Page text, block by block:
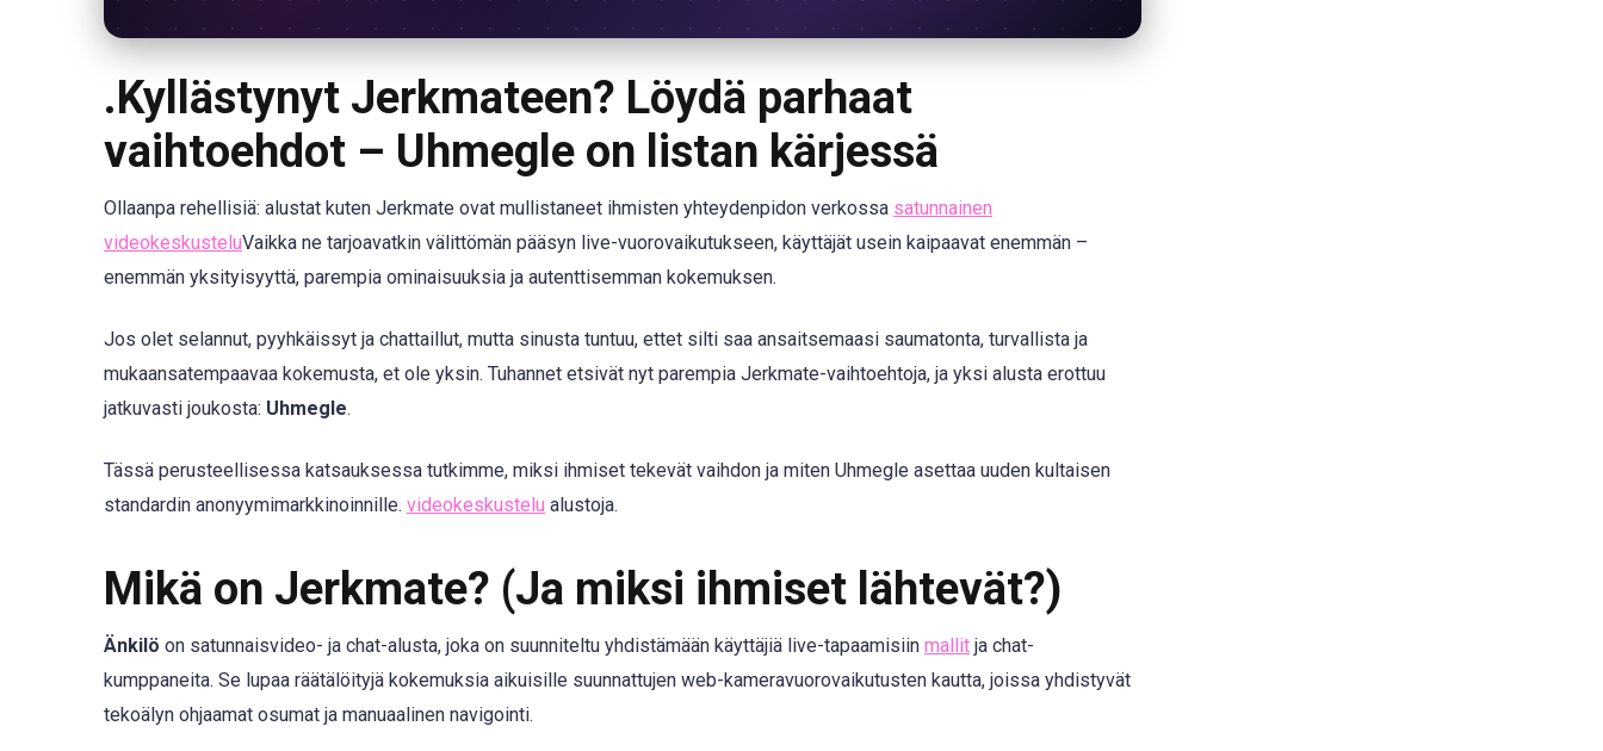
.Kyllästynyt Jerkmateen? Löydä parhaat
vaihtoehdot – Uhmegle on listan kärjessä
Ollaanpa rehellisiä: alustat kuten Jerkmate ovat mullistaneet ihmisten yhteydenpidon verkossa satunnainen
videokeskusteluVaikka ne tarjoavatkin välittömän pääsyn live-vuorovaikutukseen, käyttäjät usein kaipaavat enemmän –
enemmän yksityisyyttä, parempia ominaisuuksia ja autenttisemman kokemuksen.
Jos olet selannut, pyyhkäissyt ja chattaillut, mutta sinusta tuntuu, ettet silti saa ansaitsemaasi saumatonta, turvallista ja
mukaansatempaavaa kokemusta, et ole yksin. Tuhannet etsivät nyt parempia Jerkmate-vaihtoehtoja, ja yksi alusta erottuu
jatkuvasti joukosta: Uhmegle.
Tässä perusteellisessa katsauksessa tutkimme, miksi ihmiset tekevät vaihdon ja miten Uhmegle asettaa uuden kultaisen
standardin anonyymimarkkinoinnille. videokeskustelu alustoja.
Mikä on Jerkmate? (Ja miksi ihmiset lähtevät?)
Änkilö on satunnaisvideo- ja chat-alusta, joka on suunniteltu yhdistämään käyttäjiä live-tapaamisiin mallit ja chat-
kumppaneita. Se lupaa räätälöityjä kokemuksia aikuisille suunnattujen web-kameravuorovaikutusten kautta, joissa yhdistyvät
tekoälyn ohjaamat osumat ja manuaalinen navigointi.